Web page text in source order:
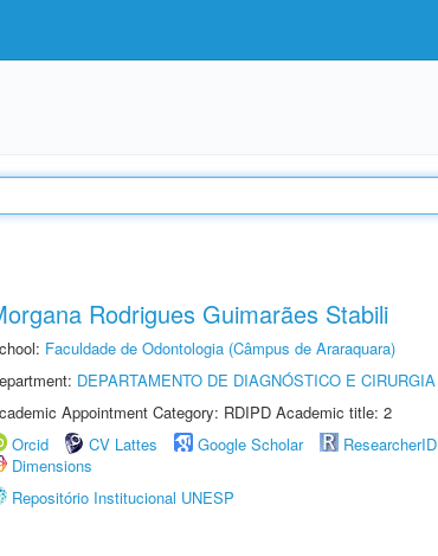
Rodrigues Guimarães Stabili
Faculdade de Odontologia (Câmpus de Araraquara)
DEPARTAMENTO DE DIAGNÓSTICO E CIRURGIA
Appointment Category: RDIPD Academic title: 2
Orcid
CV Lattes Google Scholar ResearcherID
Dimensions
Repositório Institucional UNESP